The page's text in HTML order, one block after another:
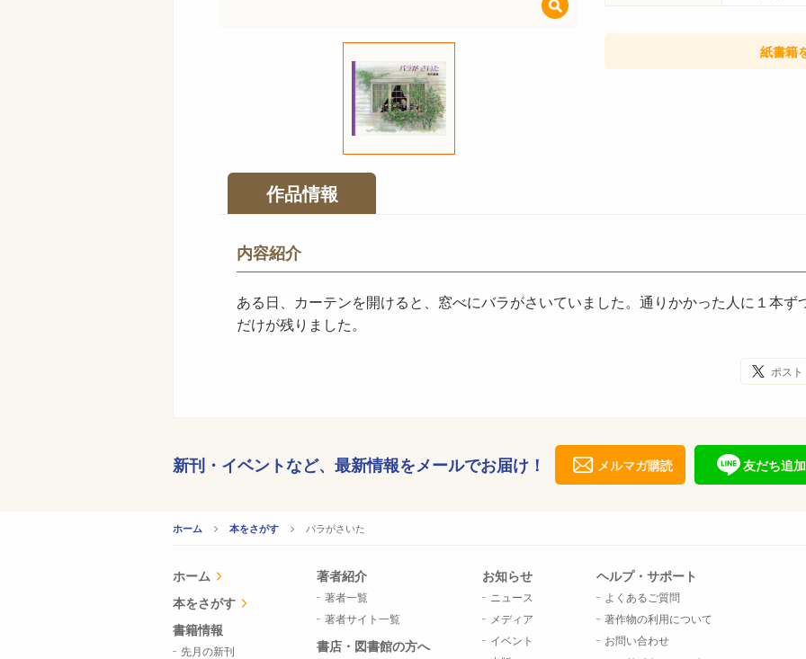
紙書籍
作品情報
内容紹介
ある日、カーテンを開けると、窓べにバラがさいていました。通りかかった人に１本ず
だけが残りました。
ポスト
新刊・イベントなど、 最新情報をメールでお届け！ メルマガ購読 友だち追加
ホーム 本をさがす CURRENT:
バラがさいた
ホーム
本をさがす
書籍情報
先月の新刊
著者紹介
著者一覧
著者サイト一覧
書店・図書館の方へ
お知らせ
ニュース
メディア
イベント
ヘルプ・サポート
よくあるご質問
著作物の利用について
お問い合わせ